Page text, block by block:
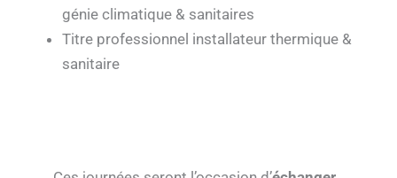
génie climatique & sanitaires
Titre professionnel installateur thermique &
sanitaire